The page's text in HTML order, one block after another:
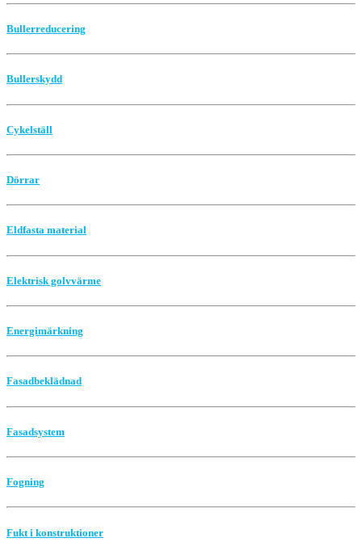
Bullerreducering
Bullerskydd
Cykelställ
Dörrar
Eldfasta material
Elektrisk golvvärme
Energimärkning
Fasadbeklädnad
Fasadsystem
Fogning
Fukt i konstruktioner